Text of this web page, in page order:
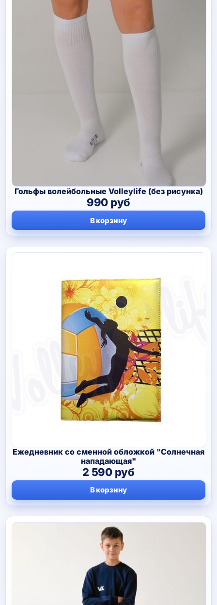
Гольфы волейбольные Volleylife (без рисунка)
990 руб
В корзину
Ежедневник со сменной обложкой "Солнечная
нападающая"
2 590 руб
В корзину